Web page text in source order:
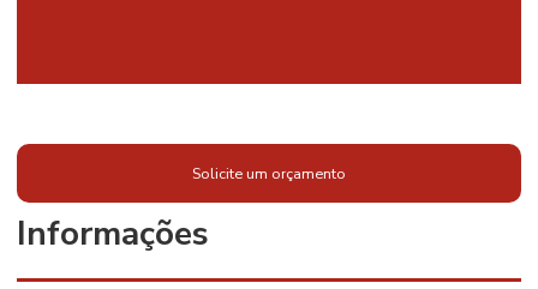
Solicite um orçamento
Informações